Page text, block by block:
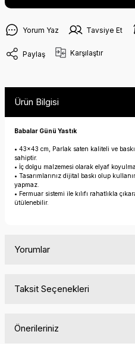
Yorum Yaz Tavsiye Et
Paylaş Karşılaştır
Ürün Bilgisi
Babalar Günü Yastık
• 43×43 cm, Parlak saten kaliteli ve
sahiptir.
• İç dolgu malzemesi olarak elyaf
• Tasarımlarınız dijital baskı olup
yapmaz.
• Fermuar sistemi ile kılıfı rahatlıkla
ütülenebilir.
Yorumlar
Taksit Seçenekleri
Önerileriniz